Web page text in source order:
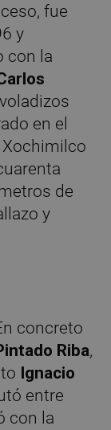
fue
y
con la
en el
de
y
concreto
Riba,
Ignacio
entre
con la